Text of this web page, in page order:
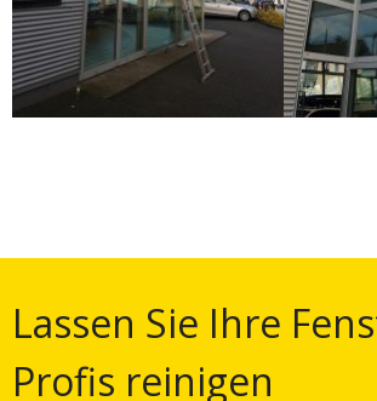
Lassen Sie Ihre
Profis reinigen